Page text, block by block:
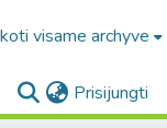
visame archyve
Prisijungti